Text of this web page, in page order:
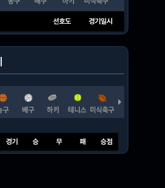
선호도 경기일시
경기 승 무 패 승점